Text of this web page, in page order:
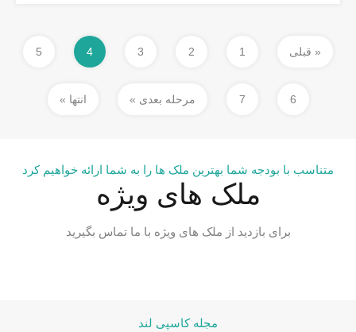
« قبلی 1
2
3
4
5
6
7 مرحله بعدی » انتها »
متناسب با بودجه شما بهترین ملک ها را به شما ارائه خواهیم کرد
ملک های ویژه
برای بازدید از ملک های ویژه با ما تماس بگیرید
مجله کاسپی لند